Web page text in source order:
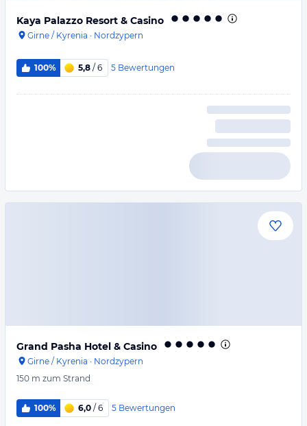
Kaya Palazzo Resort & Casino
Girne / Kyrenia · Nordzypern
100% 5,8 / 6 5 Bewertungen
Grand Pasha Hotel & Casino
Girne / Kyrenia · Nordzypern
150 m zum Strand
100% 6,0 / 6 5 Bewertungen